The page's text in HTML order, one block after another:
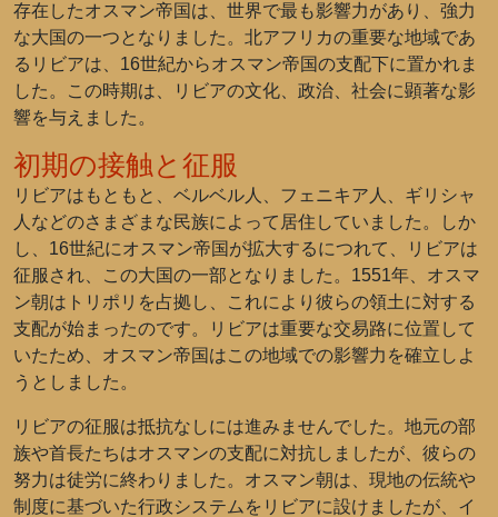
存在したオスマン帝国は、世界で最も影響力があり、強力
な大国の一つとなりました。北アフリカの重要な地域であ
るリビアは、16世紀からオスマン帝国の支配下に置かれま
した。この時期は、リビアの文化、政治、社会に顕著な影
響を与えました。
初期の接触と征服
リビアはもともと、ベルベル人、フェニキア人、ギリシャ
人などのさまざまな民族によって居住していました。しか
し、16世紀にオスマン帝国が拡大するにつれて、リビアは
征服され、この大国の一部となりました。1551年、オスマ
ン朝はトリポリを占拠し、これにより彼らの領土に対する
支配が始まったのです。リビアは重要な交易路に位置して
いたため、オスマン帝国はこの地域での影響力を確立しよ
うとしました。
リビアの征服は抵抗なしには進みませんでした。地元の部
族や首長たちはオスマンの支配に対抗しましたが、彼らの
努力は徒労に終わりました。オスマン朝は、現地の伝統や
制度に基づいた行政システムをリビアに設けましたが、イ